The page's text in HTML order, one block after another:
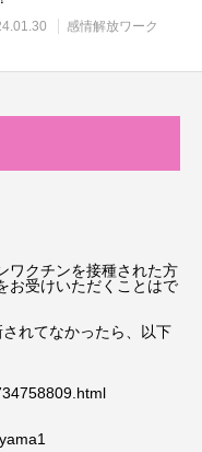
感情解放ワーク
ワクチンを接種された方
お受けいただくことはで
れてなかったら、以下